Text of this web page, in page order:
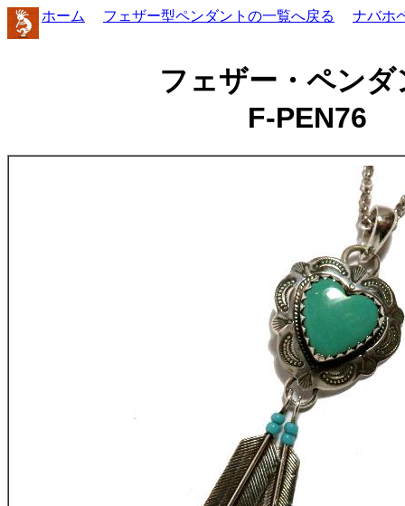
ホーム フェザー型ペンダントの一覧へ戻る ナバホ
フェザー・ペンダ
F-PEN76